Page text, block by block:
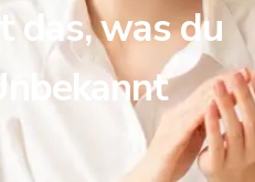
das, was du